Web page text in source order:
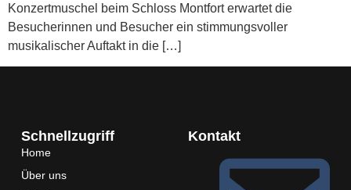
Konzertmuschel beim Schloss Montfort erwartet die
Besucherinnen und Besucher ein stimmungsvoller
musikalischer Auftakt in die […]
Schnellzugriff
Home
Über uns
Kontakt